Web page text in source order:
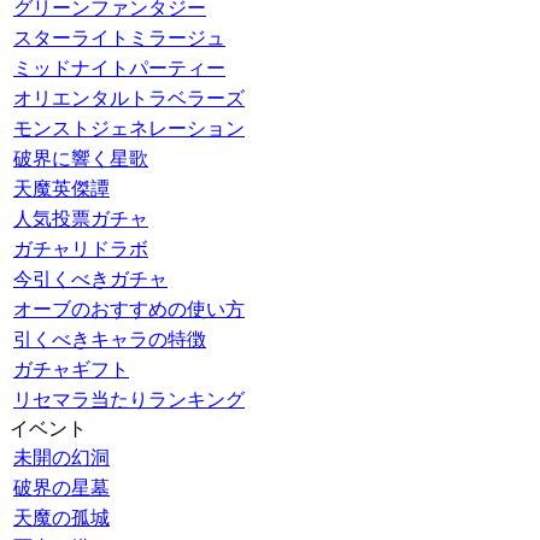
グリーンファンタジー
スターライトミラージュ
ミッドナイトパーティー
オリエンタルトラベラーズ
モンストジェネレーション
破界に響く星歌
天魔英傑譚
人気投票ガチャ
ガチャリドラボ
今引くべきガチャ
オーブのおすすめの使い方
引くべきキャラの特徴
ガチャギフト
リセマラ当たりランキング
イベント
未開の幻洞
破界の星墓
天魔の孤城